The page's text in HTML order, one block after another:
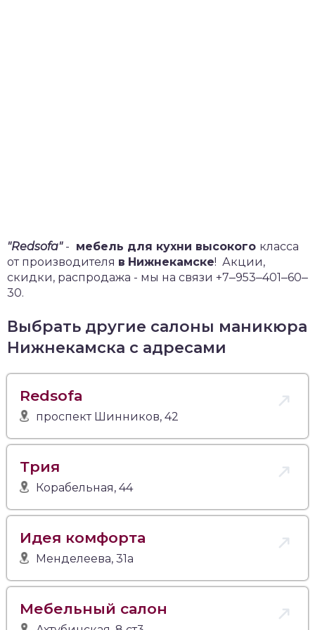
"Redsofa"- мебель для кухни высокого класса
от производителя в Нижнекамске! Акции,
скидки, распродажа - мы на связи +7‒953‒401‒60‒
30.
Выбрать другие салоны маникюра
Нижнекамска с адресами
Redsofa
проспект Шинников, 42
Трия
Корабельная, 44
Идея комфорта
Менделеева, 31а
Мебельный салон